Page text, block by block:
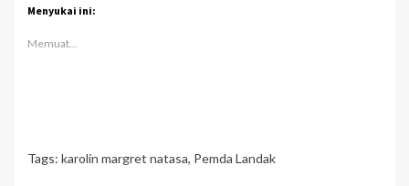
Menyukai ini:
Memuat...
Tags: karolin margret natasa, Pemda Landak